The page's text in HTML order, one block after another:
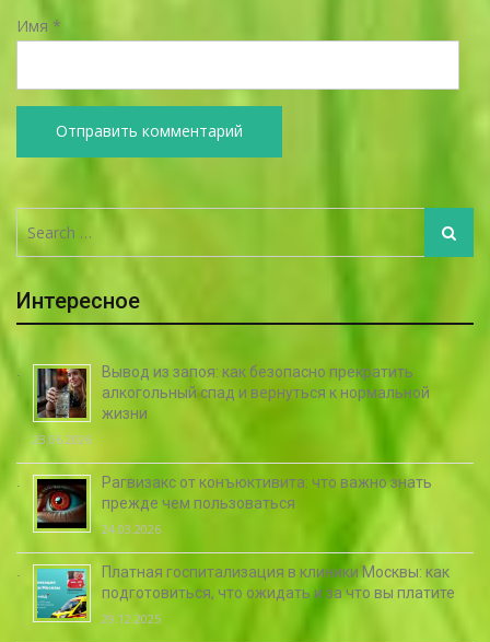
Имя *
for:
Search
Интересное
Вывод из запоя: как безопасно прекратить
алкогольный спад и вернуться к нормальной
жизни
23.06.2026
Рагвизакс от конъюктивита: что важно знать
прежде чем пользоваться
24.03.2026
Платная госпитализация в клиники Москвы: как
подготовиться, что ожидать и за что вы платите
29.12.2025